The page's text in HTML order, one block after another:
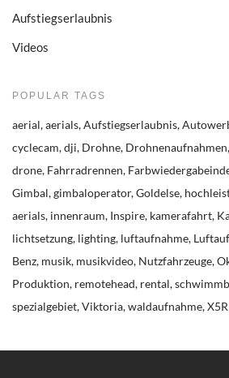
Aufstiegserlaubnis
Videos
POPULAR TAGS
aerial aerials Aufstiegserlaubnis
cyclecam dji Drohne Drohnenaufnahmen
drone Fahrradrennen
Gimbal gimbaloperator Goldelse
aerials innenraum Inspire kamerafahrt
lichtsetzung lighting luftaufnahme
Benz musik musikvideo Nutzfahrzeuge
Produktion remotehead rental
spezialgebiet Viktoria waldaufnahme X5R